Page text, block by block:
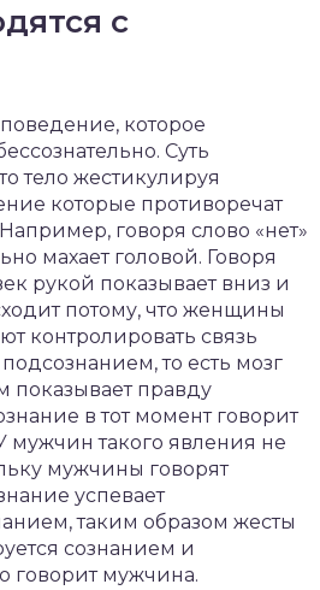
с
которое
Суть
тело жестикулируя
которые противоречат
говоря слово «нет»
махает головой. Говоря
рукой показывает вниз и
потому, что женщины
контролировать связь
то есть мозг
показывает правду
в тот момент говорит
мужчин такого явления не
мужчины говорят
успевает
таким образом жесты
сознанием и
говорит мужчина.